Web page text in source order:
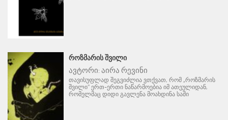
ᲠᲝᲖᲛᲐᲠᲘᲡ ᲨᲕᲘᲚᲘ
ავტორი: აირა რევინი
თავისუფლად შეგვიძლია ვთქვათ, რომ „როზმარის
შვილი" ერთ-ერთი ნაწარმოებია იმ ათეულიდან,
რომელმაც დიდი გავლენა მოახდინა საში